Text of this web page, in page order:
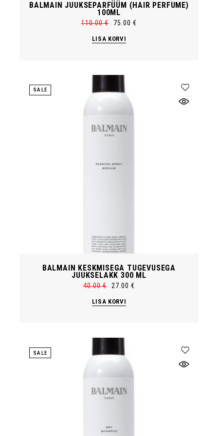
BALMAIN JUUKSEPARFÜÜM (HAIR PERFUME)
100ML
110.00€
Algne
110.00 €.
75.00€
Current
75.00 €.
LISA KORVI
SALE
BALMAIN KESKMISEGA TUGEVUSEGA
JUUKSELAKK 300 ML
40.00€
Algne
oli:
27.00€
Current
LISA KORVI
SALE